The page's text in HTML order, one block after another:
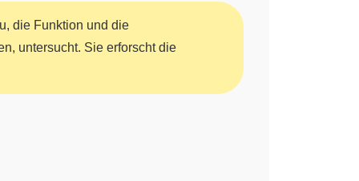
die Funktion und die
untersucht. Sie erforscht die